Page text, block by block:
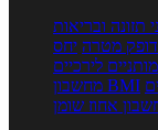
תזונה ובריאות
מטרה יחס
מותניים לירכיים
מחשבון BMI
אחוז שומן